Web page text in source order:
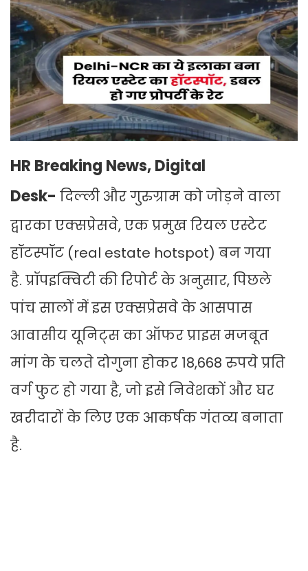
HR Breaking News, Digital
Desk- दिल्ली और गुरुग्राम को जोड़ने वाला
द्वारका एक्सप्रेसवे, एक प्रमुख रियल एस्टेट
हॉटस्पॉट (real estate hotspot) बन गया
है. प्रॉपइक्विटी की रिपोर्ट के अनुसार, पिछले
पांच सालों में इस एक्सप्रेसवे के आसपास
आवासीय यूनिट्स का ऑफर प्राइस मजबूत
मांग के चलते दोगुना होकर 18,668 रुपये प्रति
वर्ग फुट हो गया है, जो इसे निवेशकों और घर
खरीदारों के लिए एक आकर्षक गंतव्य बनाता
है.